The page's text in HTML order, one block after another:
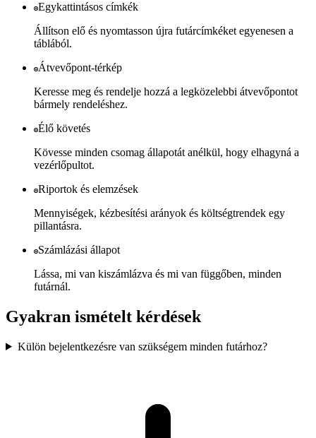
Egykattintásos címkék
Állítson elő és nyomtasson újra futárcímkéket egyenesen a
táblából.
Átvevőpont-térkép
Keresse meg és rendelje hozzá a legközelebbi átvevőpontot
bármely rendeléshez.
Élő követés
Kövesse minden csomag állapotát anélkül, hogy elhagyná a
vezérlőpultot.
Riportok és elemzések
Mennyiségek, kézbesítési arányok és költségtrendek egy
pillantásra.
Számlázási állapot
Lássa, mi van kiszámlázva és mi van függőben, minden
futárnál.
Gyakran ismételt kérdések
Külön bejelentkezésre van szükségem minden futárhoz?